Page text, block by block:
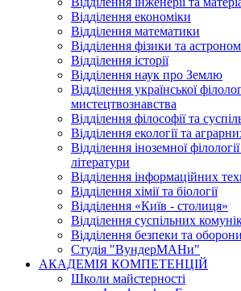
Відділення економіки
Відділення математики
Відділення фізики та
Відділення історії
Відділення наук про Землю
Відділення української
мистецтвознавства
Відділення філософії та
Відділення екології та
Відділення іноземної
літератури
Відділення інформаційних
Відділення хімії та біології
Відділення «Київ - столиця»
Відділення суспільних
Відділення безпеки та оборони
Студія "ВундерМАНи"
АКАДЕМІЯ КОМПЕТЕНЦІЙ
Школи майстерності